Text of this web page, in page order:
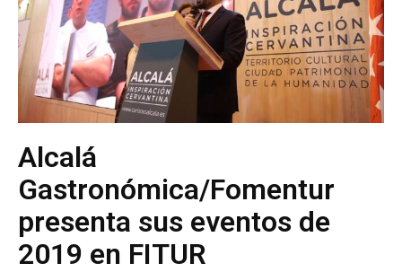
Alcalá
Gastronómica/Fomentur
presenta sus eventos de
2019 en FITUR